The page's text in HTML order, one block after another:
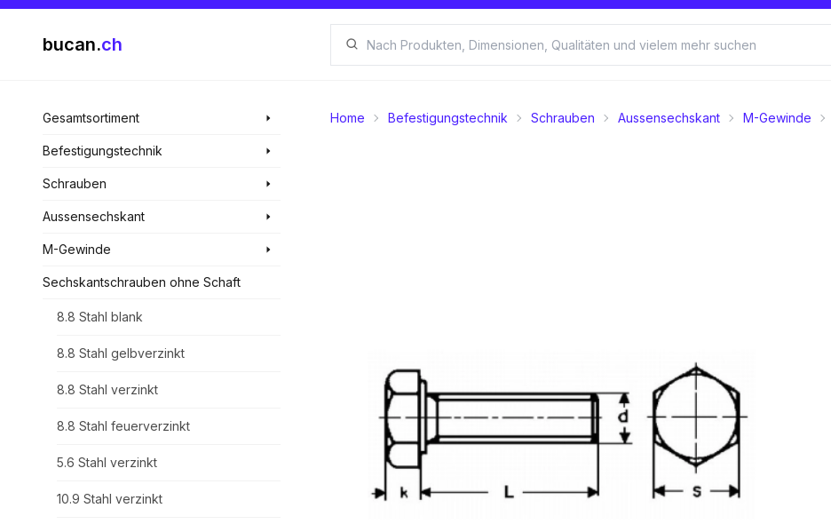
bucan.ch
Gesamtsortiment
Befestigungstechnik
Schrauben
Aussensechskant
M-Gewinde
Sechskantschrauben ohne Schaft
8.8 Stahl blank
8.8 Stahl gelbverzinkt
8.8 Stahl verzinkt
8.8 Stahl feuerverzinkt
5.6 Stahl verzinkt
10.9 Stahl verzinkt
Home Befestigungstechnik Schrauben Aussensechskant M-Gewinde